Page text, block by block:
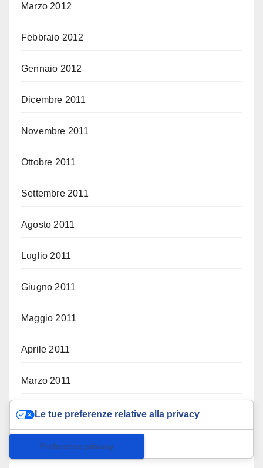
Marzo 2012
Febbraio 2012
Gennaio 2012
Dicembre 2011
Novembre 2011
Ottobre 2011
Settembre 2011
Agosto 2011
Luglio 2011
Giugno 2011
Maggio 2011
Aprile 2011
Marzo 2011
Febbraio 2011
Gennaio 2011
Le tue preferenze relative alla privacy
Informativa sulla raccolta